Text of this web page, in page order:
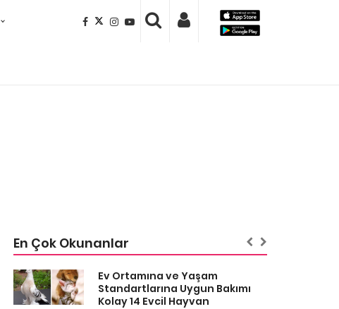
En Çok Okunanlar
Ev Ortamına ve Yaşam
Standartlarına Uygun Bakımı
Kolay 14 Evcil Hayvan